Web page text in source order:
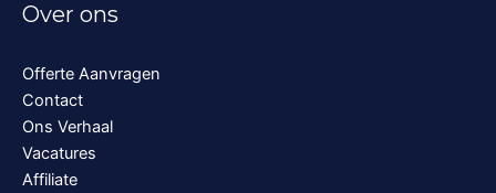
Over ons
Offerte Aanvragen
Contact
Ons Verhaal
Vacatures
Affiliate